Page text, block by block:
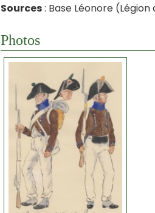
Sources: Base Léonore (Légion
Photos